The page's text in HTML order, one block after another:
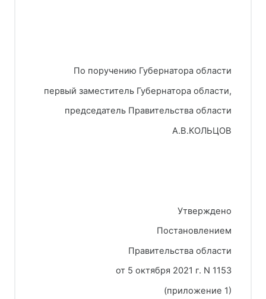
По поручению Губернатора области
первый заместитель Губернатора области,
председатель Правительства области
А.В.КОЛЬЦОВ
Утверждено
Постановлением
Правительства области
от 5 октября 2021 г. N 1153
     (приложение 1)